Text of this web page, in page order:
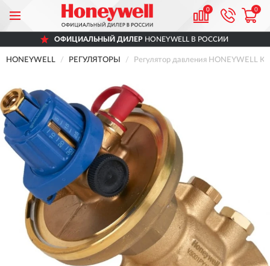
0 0
ОФИЦИАЛЬНЫЙ ДИЛЕР HONEYWELL В РОССИИ
HONEYWELL РЕГУЛЯТОРЫ Регулятор давления HONEYWELL